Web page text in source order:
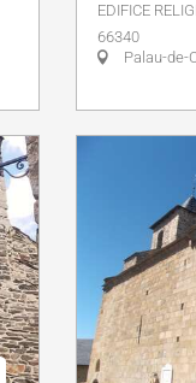
EDIFICE
66340
Palau-de-